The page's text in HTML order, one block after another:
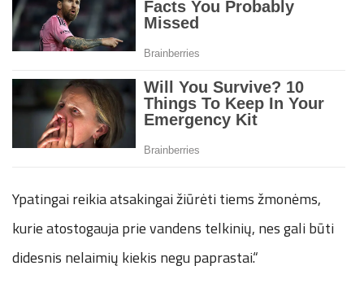
Ypatingai reikia atsakingai žiūrėti tiems žmonėms,
kurie atostogauja prie vandens telkinių, nes gali būti
didesnis nelaimių kiekis negu paprastai.“